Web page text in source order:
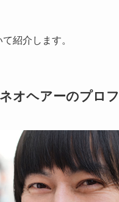
紹介します。
オヘアーのプロ